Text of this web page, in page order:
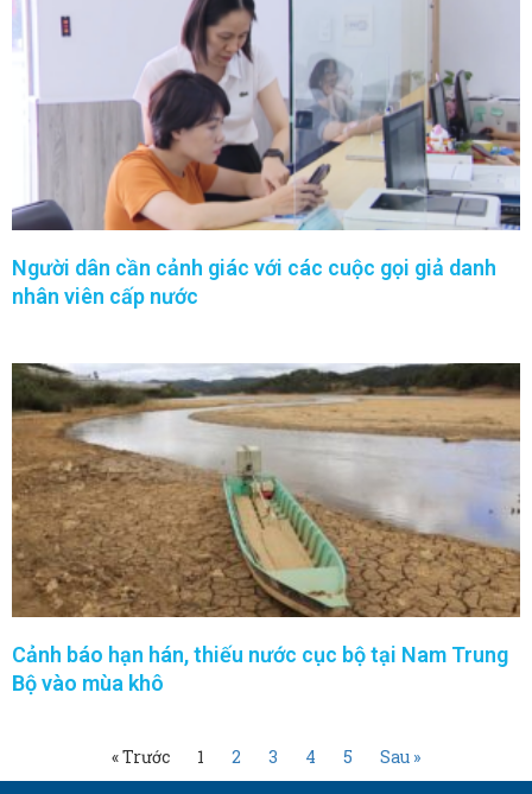
Người dân cần cảnh giác với các cuộc gọi giả danh
nhân viên cấp nước
Cảnh báo hạn hán, thiếu nước cục bộ tại Nam Trung
Bộ vào mùa khô
« Trước 1 2 3 4 5 Sau »